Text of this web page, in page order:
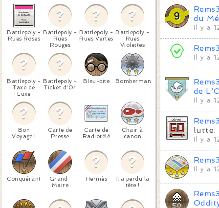
Battlepoly -
Rues Roses
Battlepoly -
Rues
Rouges
Battlepoly -
Rues Vertes
Battlepoly -
Rues
Violettes
Battlepoly -
Taxe de
Luxe
Battlepoly -
Ticket d'Or
Bleu-bite Bomberman
Bon
Voyage !
Carte de
Presse
Carte de
Radiotélé
Chair à
canon
Conquérant
Grand-
Maire
Hermès
Il a perdu la
tête !
du
Il y a
Il y a
de
Il y a
lutte.
Il y a
Il y a